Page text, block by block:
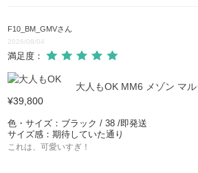
F10_BM_GMVさん
2026/08/04
満足度：
大人もOK MM6 メゾン マ
¥39,800
色・サイズ：ブラック / 38 /即発送
サイズ感：期待していた通り
これは、可愛いすぎ！